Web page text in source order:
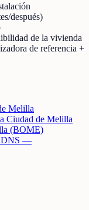
después)
de la vivienda
de referencia +
Melilla
Ciudad de Melilla
(BOME)
—